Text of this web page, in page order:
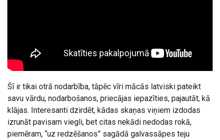
Šī ir tikai otrā nodarbība, tāpēc vīri mācās latviski pateikt
savu vārdu, nodarbošanos, priecājas iepazīties, pajautāt, kā
klājas. Interesanti dzirdēt, kādas skaņas viņiem izdodas
izrunāt pavisam viegli, bet citas nekādi nedodas rokā,
piemēram, “uz redzēšanos” sagādā galvassāpes teju